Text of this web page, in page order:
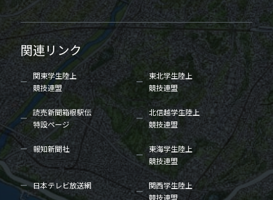
関連リンク
関東学生陸上
競技連盟
東北学生陸上
競技連盟
読売新聞箱根駅伝
特設ページ
北信越学生陸上
競技連盟
報知新聞社
東海学生陸上
競技連盟
日本テレビ放送網
関西学生陸上
競技連盟